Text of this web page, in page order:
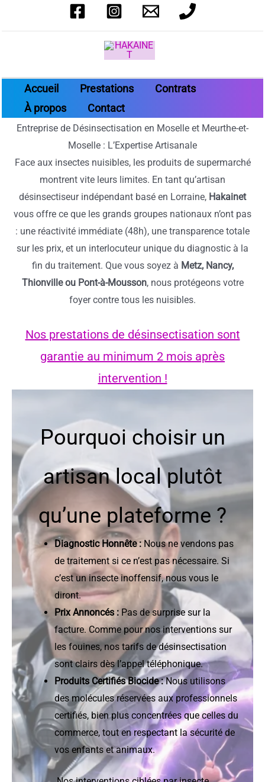
Accueil Prestations
Contrats
À propos
Contact
Entreprise de Désinsectisation en Moselle et Meurthe-et-
Moselle : L’Expertise Artisanale
Face aux insectes nuisibles, les produits de supermarché
montrent vite leurs limites. En tant qu’artisan
désinsectiseur indépendant basé en Lorraine, Hakainet
vous offre ce que les grands groupes nationaux n’ont pas
: une réactivité immédiate (48h), une transparence totale
sur les prix, et un interlocuteur unique du diagnostic à la
fin du traitement. Que vous soyez à Metz, Nancy,
Thionville ou Pont-à-Mousson, nous protégeons votre
foyer contre tous les nuisibles.
Nos prestations de désinsectisation sont
garantie au minimum 2 mois après
intervention !
Pourquoi choisir un
artisan local plutôt
qu’une plateforme ?
Diagnostic Honnête : Nous ne vendons pas
de traitement si ce n’est pas nécessaire. Si
c’est un insecte inoffensif, nous vous le
diront.
Prix Annoncés : Pas de surprise sur la
facture. Comme pour nos interventions sur
les fouines, nos tarifs de désinsectisation
sont clairs dès l’appel téléphonique.
Produits Certifiés Biocide :Nous utilisons
des molécules réservées aux professionnels
certifiés, bien plus concentrées que celles du
commerce, tout en respectant la sécurité de
vos enfants et animaux.